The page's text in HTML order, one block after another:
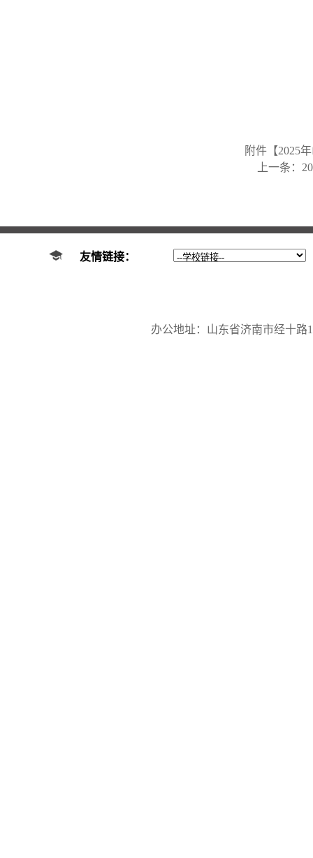
附件【2025
上一条：
友情链接：
办公地址：山东省济南市经十路